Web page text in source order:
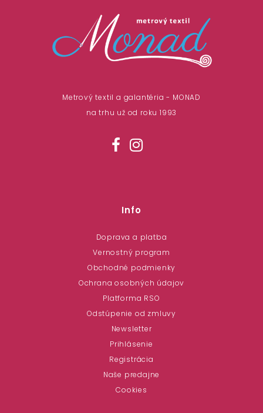
Metrový textil a galantéria - MONAD
na trhu už od roku 1993
Info
Doprava a platba
Vernostný program
Obchodné podmienky
Ochrana osobných údajov
Platforma RSO
Odstúpenie od zmluvy
Newsletter
Prihlásenie
Registrácia
Naše predajne
Cookies